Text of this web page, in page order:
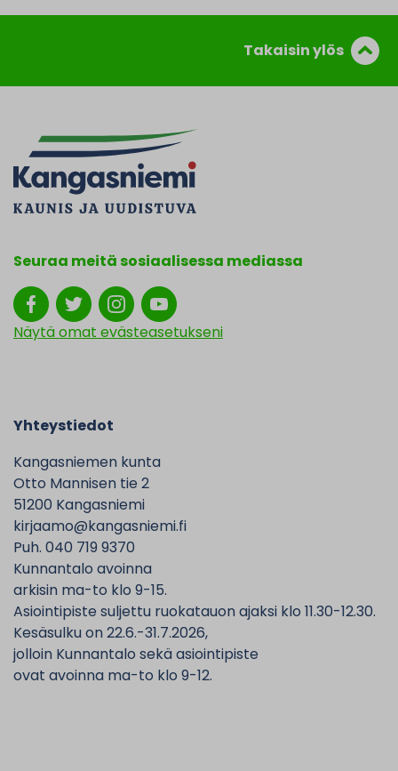
Takaisin ylös
Seuraa meitä sosiaalisessa mediassa
Näytä omat evästeasetukseni
Yhteystiedot
Kangasniemen kunta
Otto Mannisen tie 2
51200 Kangasniemi
kirjaamo@kangasniemi.fi
Puh. 040 719 9370
Kunnantalo avoinna
arkisin ma-to klo 9-15.
Asiointipiste suljettu ruokatauon ajaksi klo 11.30-12.30.
Kesäsulku on 22.6.-31.7.2026,
jolloin Kunnantalo sekä asiointipiste
ovat avoinna ma-to klo 9-12.